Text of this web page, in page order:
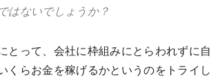
はないでしょうか？
とって、会社に枠組みにとらわれずに自
くらお金を稼げるかというのをトライし